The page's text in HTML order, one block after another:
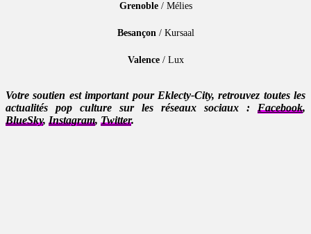
Grenoble/ Mélies
Besançon/ Kursaal
Valence/ Lux
Votre soutien est important pour Eklecty-City, retrouvez toutes les
actualités pop culture sur les réseaux sociaux : Facebook,
BlueSky, Instagram, Twitter.